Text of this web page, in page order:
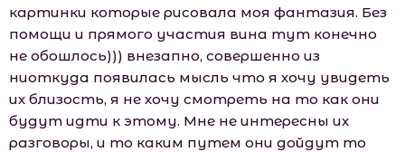
картинки которые рисовала моя фантазия. Без
помощи и прямого участия вина тут конечно
не обошлось))) внезапно, совершенно из
ниоткуда появилась мысль что я хочу увидеть
их близость, я не хочу смотреть на то как они
будут идти к этому. Мне не интересны их
разговоры, и то каким путем они дойдут то